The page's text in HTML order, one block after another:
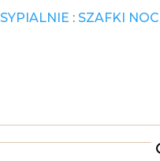
SYPIALNIE : SZAFKI